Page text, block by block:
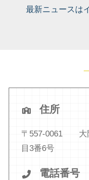
最新ニュースは
住所
〒557-0061 大
目3番6号
電話番号